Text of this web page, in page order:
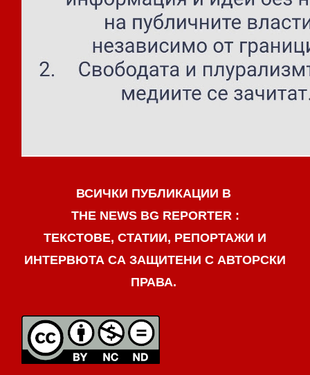
ВСИЧКИ ПУБЛИКАЦИИ В
THE NEWS BG REPORTER :
ТЕКСТОВЕ, СТАТИИ, РЕПОРТАЖИ И
ИНТЕРВЮТА СА ЗАЩИТЕНИ С АВТОРСКИ
ПРАВА.